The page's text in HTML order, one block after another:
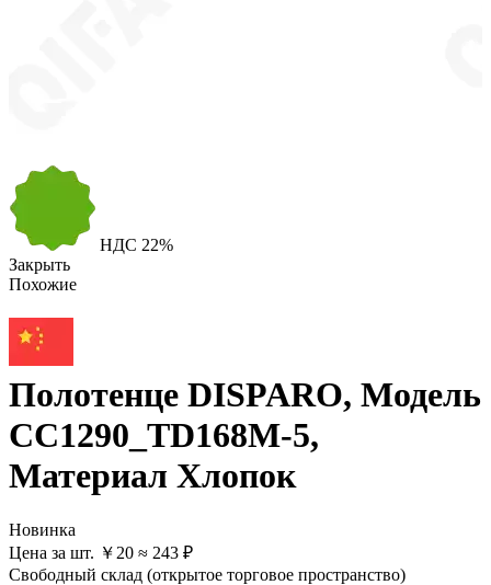
НДС 22%
Закрыть
Похожие
Полотенце DISPARO, Модель
CC1290_TD168M-5,
Материал Хлопок
Новинка
Цена за шт. ￥ 20 ≈ 243 ₽
Свободный склад (открытое торговое пространство)